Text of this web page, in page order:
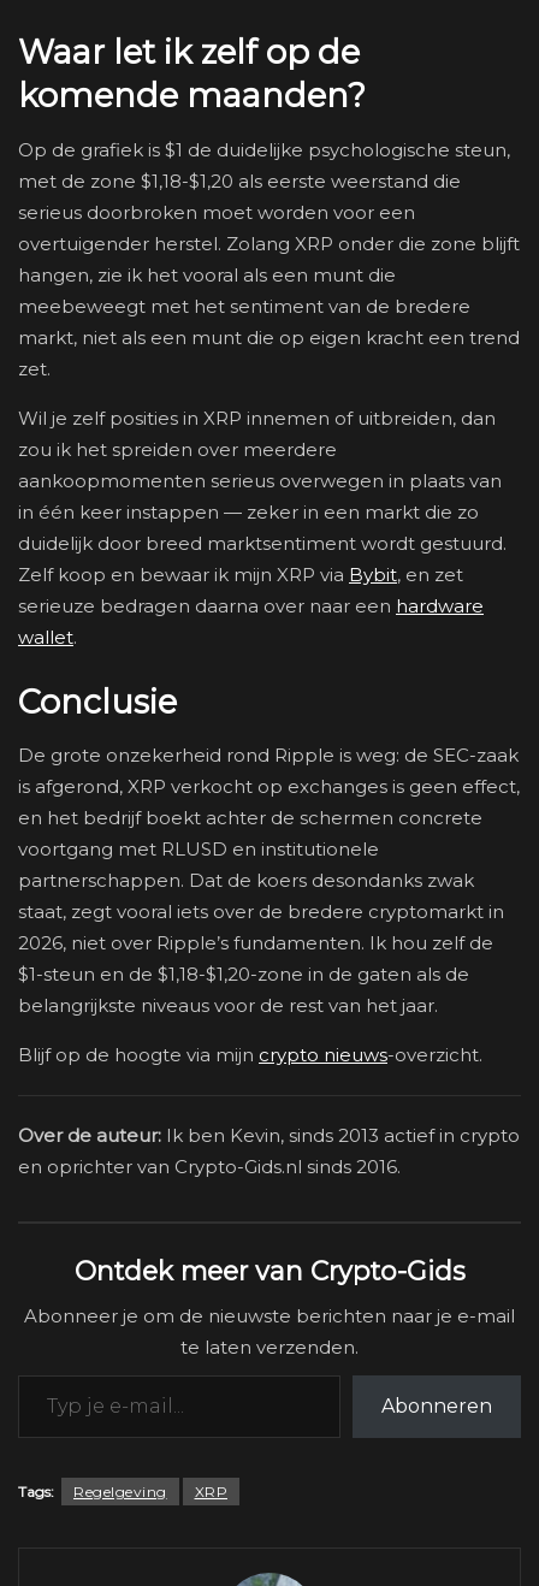
Waar let ik zelf op de
komende maanden?
Op de grafiek is $1 de duidelijke psychologische steun,
met de zone $1,18-$1,20 als eerste weerstand die
serieus doorbroken moet worden voor een
overtuigender herstel. Zolang XRP onder die zone blijft
hangen, zie ik het vooral als een munt die
meebeweegt met het sentiment van de bredere
markt, niet als een munt die op eigen kracht een trend
zet.
Wil je zelf posities in XRP innemen of uitbreiden, dan
zou ik het spreiden over meerdere
aankoopmomenten serieus overwegen in plaats van
in één keer instappen — zeker in een markt die zo
duidelijk door breed marktsentiment wordt gestuurd.
Zelf koop en bewaar ik mijn XRP via Bybit, en zet
serieuze bedragen daarna over naar een hardware
wallet.
Conclusie
De grote onzekerheid rond Ripple is weg: de SEC-zaak
is afgerond, XRP verkocht op exchanges is geen effect,
en het bedrijf boekt achter de schermen concrete
voortgang met RLUSD en institutionele
partnerschappen. Dat de koers desondanks zwak
staat, zegt vooral iets over de bredere cryptomarkt in
2026, niet over Ripple’s fundamenten. Ik hou zelf de
$1-steun en de $1,18-$1,20-zone in de gaten als de
belangrijkste niveaus voor de rest van het jaar.
Blijf op de hoogte via mijn crypto nieuws-overzicht.
Over de auteur: Ik ben Kevin, sinds 2013 actief in crypto
en oprichter van Crypto-Gids.nl sinds 2016.
Ontdek meer van Crypto-Gids
Abonneer je om de nieuwste berichten naar je e-mail
te laten verzenden.
Typ je e-mail...
Abonneren
Tags: Regelgeving XRP